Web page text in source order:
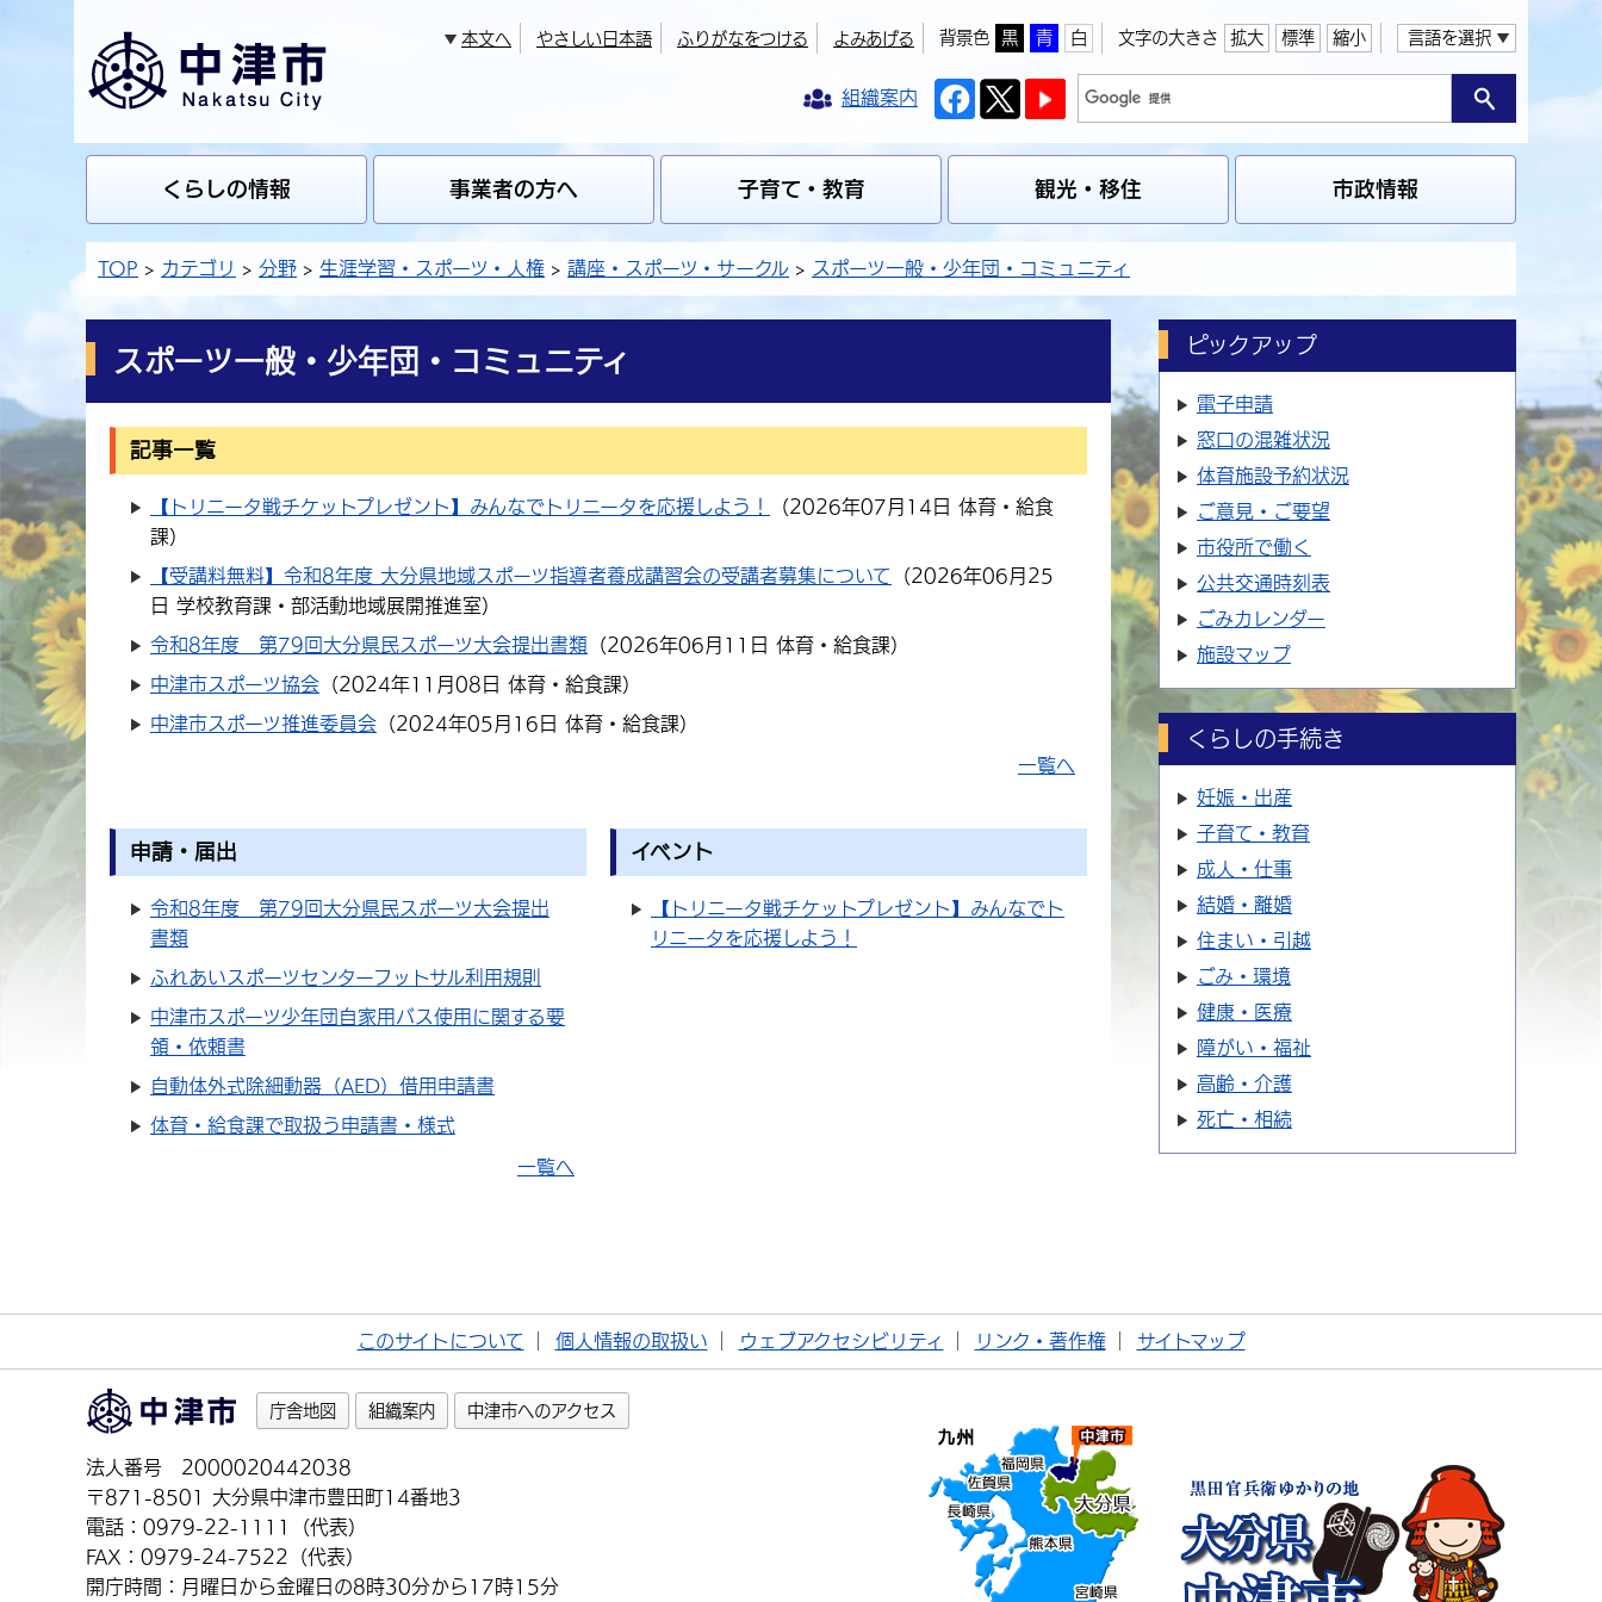
本文へ やさしい日本語 ふりがなをつける よみあげる 背景色 黒 青 白 文字の大きさ 拡大 標準 縮小 言語を選択
組織案内
くらしの情報 事業者の方へ 子育て・教育 観光・移住 市政情報
TOP カテゴリ 分野 生涯学習・スポーツ・人権 講座・スポーツ・サークル スポーツ一般・少年団・コミュニティ
スポーツ一般・少年団・コミュニティ
記事一覧
【トリニータ戦チケットプレゼント】みんなでトリニータを応援しよう！ （2026年07月14日 体育・給食
課）
【受講料無料】令和8年度 大分県地域スポーツ指導者養成講習会の受講者募集について （2026年06月25
日 学校教育課・部活動地域展開推進室）
令和8年度 第79回大分県民スポーツ大会提出書類 （2026年06月11日 体育・給食課）
中津市スポーツ協会 （2024年11月08日 体育・給食課）
中津市スポーツ推進委員会 （2024年05月16日 体育・給食課）
一覧へ
申請・届出
令和8年度 第79回大分県民スポーツ大会提出
書類
ふれあいスポーツセンターフットサル利用規則
中津市スポーツ少年団自家用バス使用に関する要
領・依頼書
自動体外式除細動器（AED）借用申請書
体育・給食課で取扱う申請書・様式
一覧へ
イベント
【トリニータ戦チケットプレゼント】みんなでト
リニータを応援しよう！
ピックアップ
電子申請
窓口の混雑状況
体育施設予約状況
ご意見・ご要望
市役所で働く
公共交通時刻表
ごみカレンダー
施設マップ
くらしの手続き
妊娠・出産
子育て・教育
成人・仕事
結婚・離婚
住まい・引越
ごみ・環境
健康・医療
障がい・福祉
高齢・介護
死亡・相続
このサイトについて 個人情報の取扱い ウェブアクセシビリティ リンク・著作権 サイトマップ
庁舎地図 組織案内 中津市へのアクセス
法人番号 2000020442038
〒871-8501 大分県中津市豊田町14番地3
電話：0979-22-1111（代表）
FAX：0979-24-7522（代表）
開庁時間：月曜日から金曜日の8時30分から17時15分